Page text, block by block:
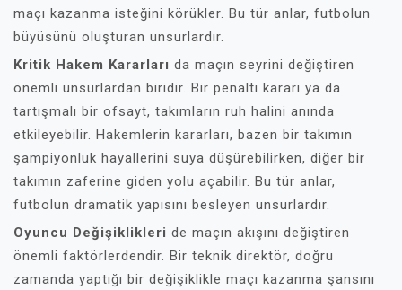
maçı kazanma isteğini körükler. Bu tür anlar, futbolun
büyüsünü oluşturan unsurlardır.
Kritik Hakem Kararları da maçın seyrini değiştiren
önemli unsurlardan biridir. Bir penaltı kararı ya da
tartışmalı bir ofsayt, takımların ruh halini anında
etkileyebilir. Hakemlerin kararları, bazen bir takımın
şampiyonluk hayallerini suya düşürebilirken, diğer bir
takımın zaferine giden yolu açabilir. Bu tür anlar,
futbolun dramatik yapısını besleyen unsurlardır.
Oyuncu Değişiklikleri de maçın akışını değiştiren
önemli faktörlerdendir. Bir teknik direktör, doğru
zamanda yaptığı bir değişiklikle maçı kazanma şansını